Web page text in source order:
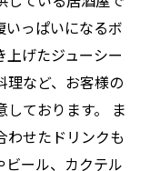
いっぱいになるボ
上げたジューシー
理など、お客様の
ております。 ま
わせたドリンクも
ビール、カクテル